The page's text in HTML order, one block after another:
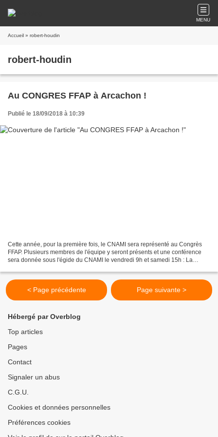
MENU
Accueil » robert-houdin
robert-houdin
Au CONGRES FFAP à Arcachon !
Publié le 18/09/2018 à 10:39
Cette année, pour la première fois, le CNAMI sera représenté au Congrès
FFAP. Plusieurs membres de l'équipe y seront présents et une conférence
sera donnée sous l'égide du CNAMI le vendredi 9h et samedi 15h : La
< Page précédente Page suivante >
Hébergé par Overblog
Top articles
Pages
Contact
Signaler un abus
C.G.U.
Cookies et données personnelles
Préférences cookies